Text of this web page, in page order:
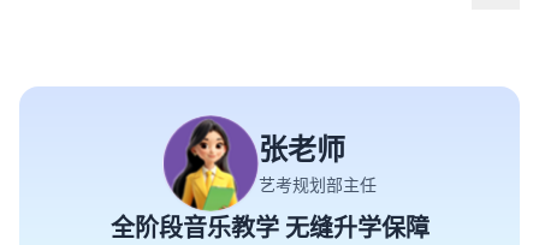
张老师
艺考规划部主任
全阶段音乐教学 无缝升学保障